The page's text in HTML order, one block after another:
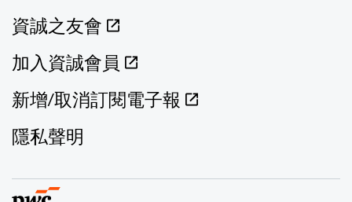
資誠之友會
加入資誠會員
新增/取消訂閱電子報
隱私聲明